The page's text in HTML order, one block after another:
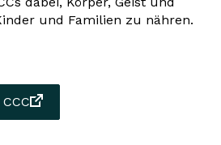
und Familien zu nähren.